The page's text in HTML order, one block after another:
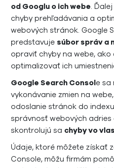
od Googlu o ich webe.
chyby prehľadávania a
webových stránok. Google
predstavuje súbor správ a
opraviť chyby na webe,
optimalizovať ich
Google Search Console sa
vykonávanie zmien na
odoslanie stránok do
správnosť webových adries
skontrolujú sa chyby vo
Údaje, ktoré môžete získať
Console, môžu firmám